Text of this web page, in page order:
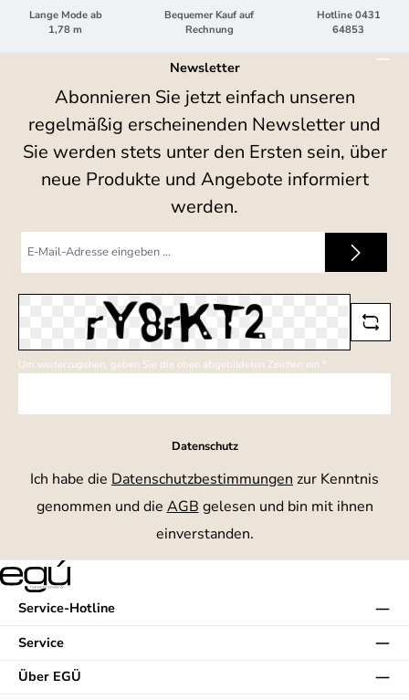
Lange Mode ab
1,78 m
Bequemer Kauf auf
Rechnung
Hotline 0431
64853
Newsletter
Abonnieren Sie jetzt einfach unseren
regelmäßig erscheinenden Newsletter und
Sie werden stets unter den Ersten sein, über
neue Produkte und Angebote informiert
werden.
Mail-
Um weiterzugehen, geben Sie die oben abgebildeten Zeichen ein *
Datenschutz
Ich habe die Datenschutzbestimmungen zur Kenntnis
genommen und die AGB gelesen und bin mit ihnen
einverstanden.
Service-Hotline
Service
Über EGÜ